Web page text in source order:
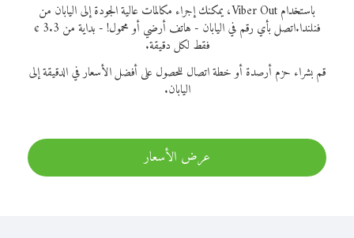
باستخدام Viber Out، يمكنك إجراء مكالمات عالية الجودة إلى اليابان من
فنلندا.
اتصل بأي رقم في اليابان - هاتف أرضي أو محمول! - بداية من 3.3 ¢
فقط لكل دقيقة.
قم بشراء حزم أرصدة أو خطة اتصال للحصول على أفضل الأسعار في الدقيقة إلى
اليابان.
عرض الأسعار